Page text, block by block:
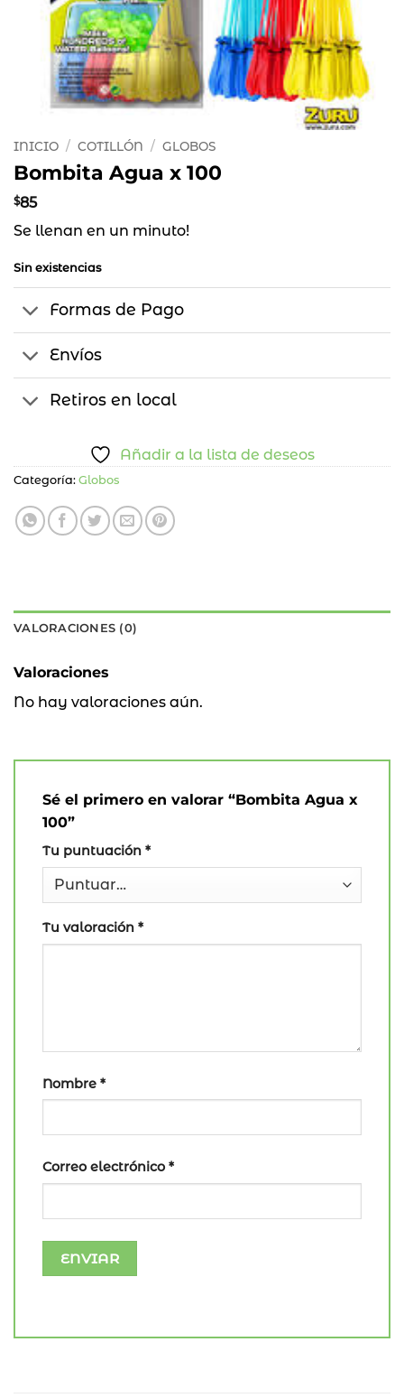
INICIO / COTILLÓN / GLOBOS
Bombita Agua x 100
$85
Se llenan en un minuto!
Sin existencias
Formas de Pago
Envíos
Retiros en local
Añadir a la lista de deseos
Categoría: Globos
VALORACIONES (0)
Valoraciones
No hay valoraciones aún.
Sé el primero en valorar “Bombita Agua x
100”
Tu puntuación *
Tu valoración *
Nombre *
Correo electrónico *